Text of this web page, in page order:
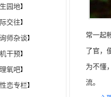
园地】
交往】
师杂谈】
干预】
氧吧】
恋专栏】
常一起
了官，
为不懂
流。